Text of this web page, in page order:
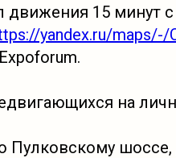
движения 15 минут
yandex.ru/maps/-/
на
Пулковскому